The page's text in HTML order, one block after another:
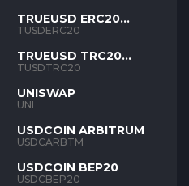
TRUEUSD ERC20
TUSD
TUSDERC20
TRUEUSD TRC20
TUSD
TUSDTRC20
UNISWAP
UNI
USDCOIN ARBITRUM
USDCARBTM
USDCOIN BEP20
USDCBEP20